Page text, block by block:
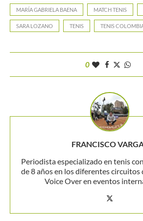
MARÍA GABRIELA BAENA MATCH TENIS
SARA LOZANO TENIS TENIS
0
FRANCISCO
Periodista especializado en tenis
de 8 años en los diferentes circuitos
Voice Over en eventos